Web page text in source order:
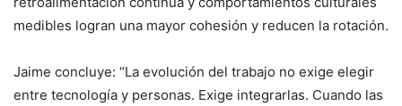
medibles logran una mayor cohesión y reducen la rotación.
Jaime concluye: “La evolución del trabajo no exige elegir
entre tecnología y personas. Exige integrarlas. Cuando las